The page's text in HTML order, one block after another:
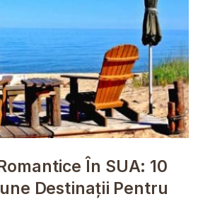
În SUA: 10
Destinații Pentru